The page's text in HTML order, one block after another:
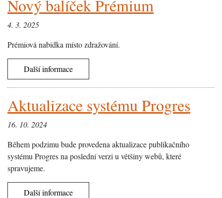
Nový balíček Prémium
4. 3. 2025
Prémiová nabídka místo zdražování.
Další informace
Aktualizace systému Progres
16. 10. 2024
Během podzimu bude provedena aktualizace publikačního
systému Progres na poslední verzi u většiny webů, které
spravujeme.
Další informace